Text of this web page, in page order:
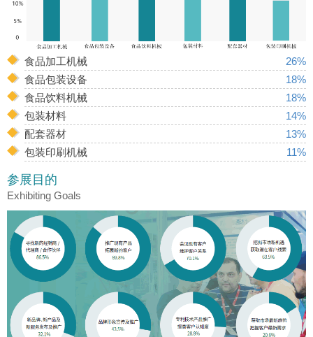
食品加工机械
26%
食品包装设备
18%
食品饮料机械
18%
包装材料
14%
配套器材
13%
包装印刷机械
11%
参展目的
Exhibiting Goals